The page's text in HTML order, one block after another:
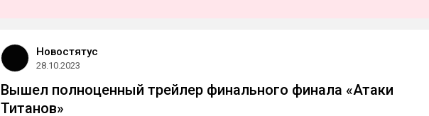
Новостятус
28.10.2023
Вышел полноценный трейлер финального финала «Атаки
Титанов»